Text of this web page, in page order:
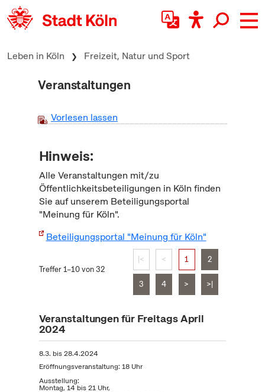
zum Inhalt springen
Leben in Köln Freizeit, Natur und Sport
Veranstaltungen
Vorlesen lassen
Hinweis:
Alle Veranstaltungen mit/zu
Öffentlichkeitsbeteiligungen in Köln finden
Sie auf unserem Beteiligungsportal
"Meinung für Köln".
Beteiligungsportal "Meinung für Köln"
Treffer 1–10 von 32
|< < 1 2
3 4 > >|
Veranstaltungen für Freitags April
2024
8.3. bis28.4.2024
Eröffnungsveranstaltung: 18 Uhr
Ausstellung:
Montag, 14 bis 21 Uhr,